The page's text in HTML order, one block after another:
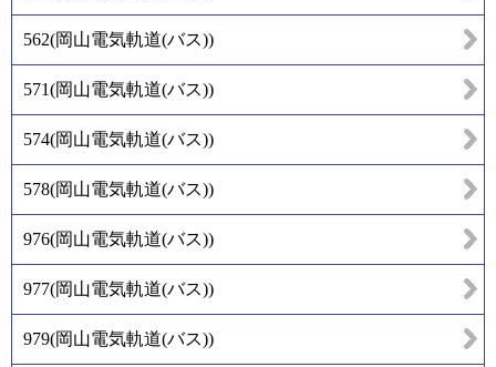
562(岡山電気軌道(バス))
571(岡山電気軌道(バス))
574(岡山電気軌道(バス))
578(岡山電気軌道(バス))
976(岡山電気軌道(バス))
977(岡山電気軌道(バス))
979(岡山電気軌道(バス))